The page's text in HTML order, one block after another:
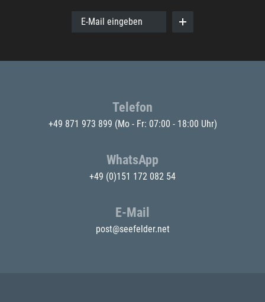
E-Mail eingeben
Telefon
+49 871 973 899 (Mo - Fr: 07:00 - 18:00 Uhr)
WhatsApp
+49 (0)151 172 082 54
E-Mail
post@seefelder.net